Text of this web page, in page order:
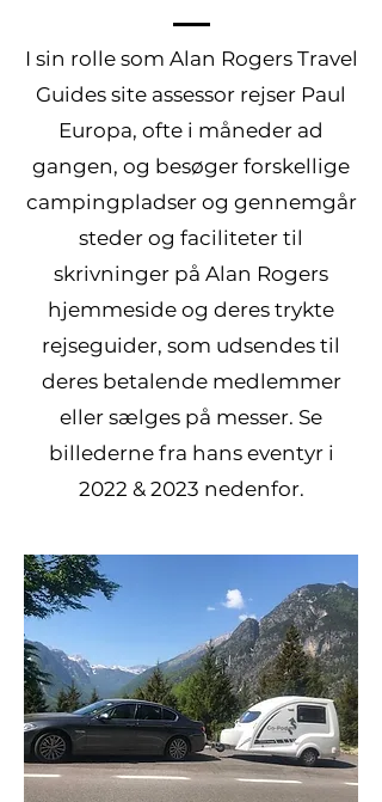
I sin rolle som Alan Rogers Travel
Guides site assessor rejser Paul
Europa, ofte i måneder ad
gangen, og besøger forskellige
campingpladser og gennemgår
steder og faciliteter til
skrivninger på Alan Rogers
hjemmeside og deres trykte
rejseguider, som udsendes til
deres betalende medlemmer
eller sælges på messer. Se
billederne fra hans eventyr i
2022 & 2023 nedenfor.